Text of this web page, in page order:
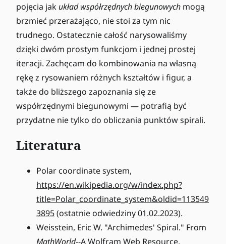
pojęcia jak układ współrzędnych biegunowych mogą
brzmieć przerażająco, nie stoi za tym nic
trudnego. Ostatecznie całość narysowaliśmy
dzięki dwóm prostym funkcjom i jednej prostej
iteracji. Zachęcam do kombinowania na własną
rękę z rysowaniem różnych kształtów i figur, a
także do bliższego zapoznania się ze
współrzędnymi biegunowymi — potrafią być
przydatne nie tylko do obliczania punktów spirali.
Literatura
Polar coordinate system,
https://en.wikipedia.org/w/index.php?
title=Polar_coordinate_system&oldid=113549
3895(ostatnie odwiedziny 01.02.2023).
Weisstein, Eric W. "Archimedes' Spiral." From
MathWorld--A Wolfram Web Resource.